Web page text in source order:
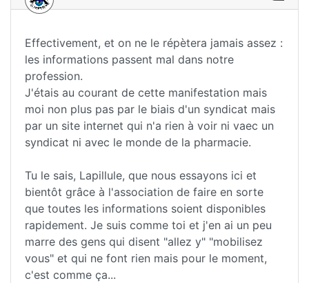
Effectivement, et on ne le répètera jamais assez :
les informations passent mal dans notre
profession.
J'étais au courant de cette manifestation mais
moi non plus pas par le biais d'un syndicat mais
par un site internet qui n'a rien à voir ni vaec un
syndicat ni avec le monde de la pharmacie.
Tu le sais, Lapillule, que nous essayons ici et
bientôt grâce à l'association de faire en sorte
que toutes les informations soient disponibles
rapidement. Je suis comme toi et j'en ai un peu
marre des gens qui disent "allez y" "mobilisez
vous" et qui ne font rien mais pour le moment,
c'est comme ça...